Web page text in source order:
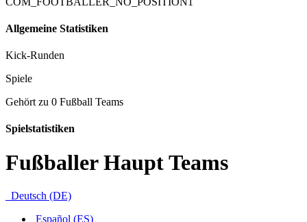
Allgemeine Statistiken
Kick-Runden
Spiele
Gehört zu 0 Fußball Teams
Spielstatistiken
Fußballer Haupt Teams
Deutsch (DE)
Español (ES)